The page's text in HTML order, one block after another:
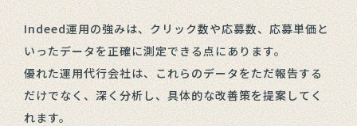
Indeed運用の強みは、クリック数や応募数、応募単価と
いったデータを正確に測定できる点にあります。
優れた運用代行会社は、これらのデータをただ報告する
だけでなく、深く分析し、具体的な改善策を提案してく
れます。